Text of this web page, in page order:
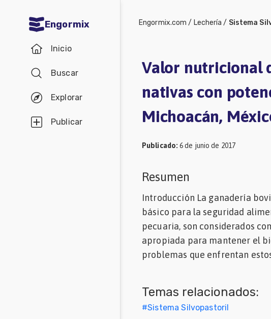
Engormix
Inicio
Buscar
Explorar
Publicar
Agricultura
Balanceados
Avicultura
Porcicultura
Mascotas
Engormix.com / Lechería / Sistema
Valor nutricional
nativas con
Michoacán,
Publicado: 6 de junio de 2017
Resumen
Introducción La ganadería
básico para la seguridad
pecuaria, son considerados
apropiada para mantener el
problemas que enfrentan
Temas relacionados:
#Sistema Silvopastoril